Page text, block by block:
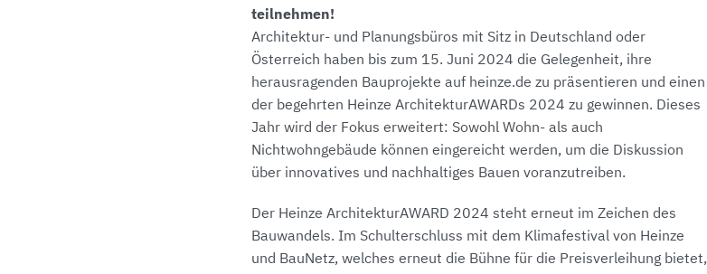
teilnehmen!
Architektur- und Planungsbüros mit Sitz in Deutschland oder
Österreich haben bis zum 15. Juni 2024 die Gelegenheit, ihre
herausragenden Bauprojekte auf heinze.de zu präsentieren und einen
der begehrten Heinze ArchitekturAWARDs 2024 zu gewinnen. Dieses
Jahr wird der Fokus erweitert: Sowohl Wohn- als auch
Nichtwohngebäude können eingereicht werden, um die Diskussion
über innovatives und nachhaltiges Bauen voranzutreiben.
Der Heinze ArchitekturAWARD 2024 steht erneut im Zeichen des
Bauwandels. Im Schulterschluss mit dem Klimafestival von Heinze
und BauNetz, welches erneut die Bühne für die Preisverleihung bietet,